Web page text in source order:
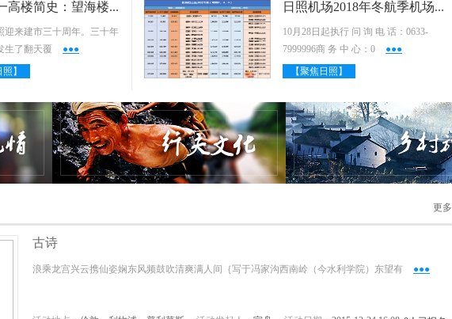
日照第一高楼简史：望海楼到海韵大厦，22.5
迎来建市三十周年。三十年
生了翻天覆
●●●
】
日照机场2018年冬航季机场巴士时间表
10月28日起执行 问 询 电 话：0633-
7999996商 务 中 心：0
●●●
【聚焦日照】
纤夫文化 乡村旅游
更多
古诗
浪乘龙宫兴云携仙姿娴东风频鼓吹清爽满人间｛写于冯家沟西南岭（今水利学院）东望有 ●●●